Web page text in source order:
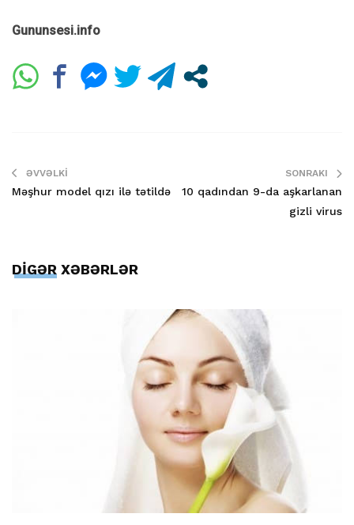
Gununsesi.info
ƏVVƏLKI
Məşhur model qızı ilə tətildə
SONRAKI
10 qadından 9-da aşkarlanan
gizli virus
DİGƏR XƏBƏRLƏR